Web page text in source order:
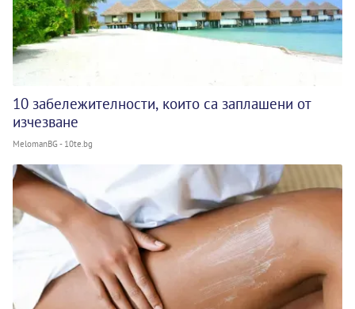
10 забележителности, които са заплашени от
изчезване
MelomanBG - 10te.bg